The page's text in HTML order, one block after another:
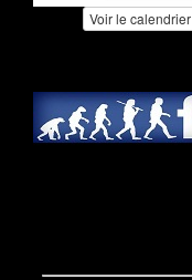
Voir le calendrier